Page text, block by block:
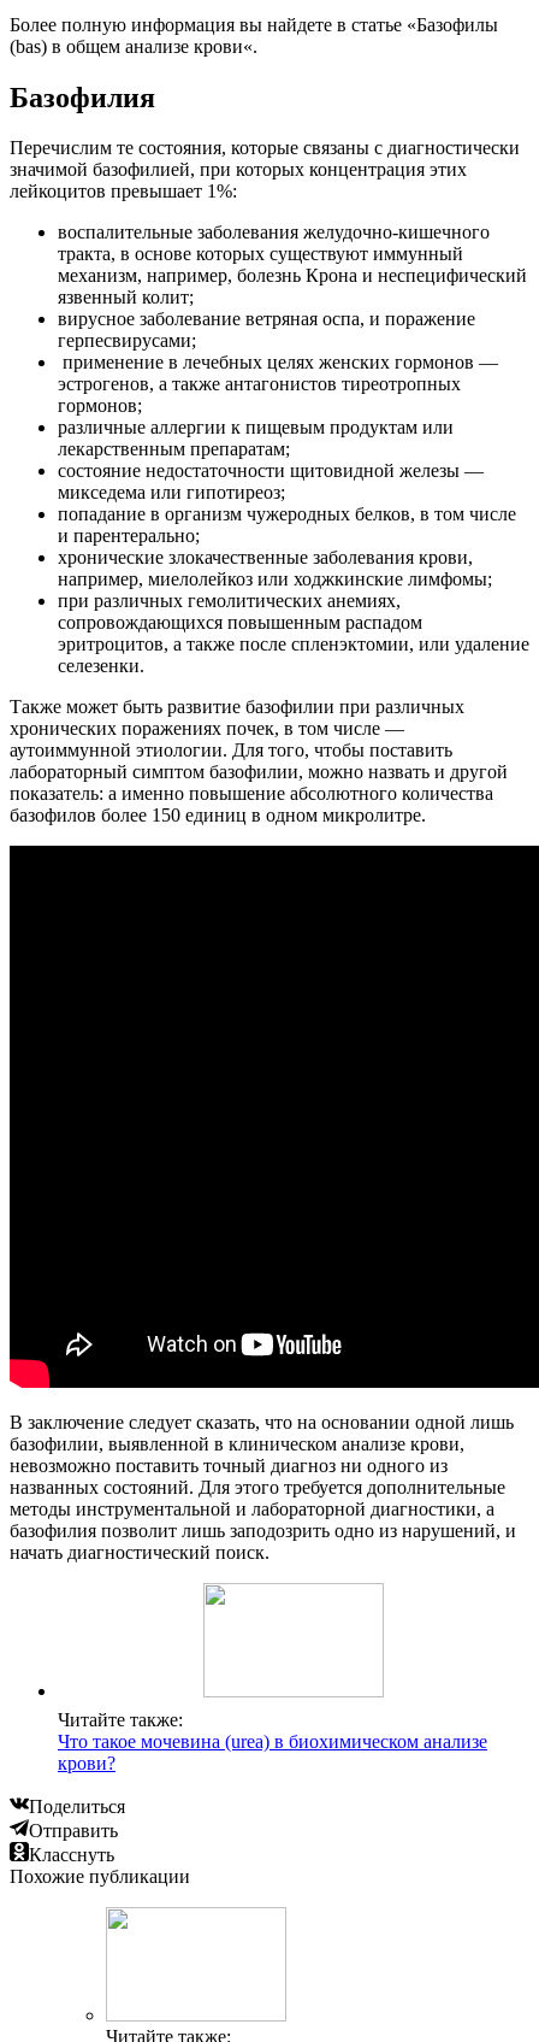
Более полную информация вы найдете в статье «Базофилы
(bas) в общем анализе крови«.
Базофилия
Перечислим те состояния, которые связаны с диагностически
значимой базофилией, при которых концентрация этих
лейкоцитов превышает 1%:
воспалительные заболевания желудочно-кишечного
тракта, в основе которых существуют иммунный
механизм, например, болезнь Крона и неспецифический
язвенный колит;
вирусное заболевание ветряная оспа, и поражение
герпесвирусами;
применение в лечебных целях женских гормонов —
эстрогенов, а также антагонистов тиреотропных
гормонов;
различные аллергии к пищевым продуктам или
лекарственным препаратам;
состояние недостаточности щитовидной железы —
микседема или гипотиреоз;
попадание в организм чужеродных белков, в том числе
и парентерально;
хронические злокачественные заболевания крови,
например, миелолейкоз или ходжкинские лимфомы;
при различных гемолитических анемиях,
сопровождающихся повышенным распадом
эритроцитов, а также после спленэктомии, или удаление
селезенки.
Также может быть развитие базофилии при различных
хронических поражениях почек, в том числе —
аутоиммунной этиологии. Для того, чтобы поставить
лабораторный симптом базофилии, можно назвать и другой
показатель: а именно повышение абсолютного количества
базофилов более 150 единиц в одном микролитре.
В заключение следует сказать, что на основании одной лишь
базофилии, выявленной в клиническом анализе крови,
невозможно поставить точный диагноз ни одного из
названных состояний. Для этого требуется дополнительные
методы инструментальной и лабораторной диагностики, а
базофилия позволит лишь заподозрить одно из нарушений, и
начать диагностический поиск.
Читайте также:
Что такое мочевина (urea) в биохимическом анализе
крови?
Поделиться
Отправить
Класснуть
Похожие публикации
Читайте также: